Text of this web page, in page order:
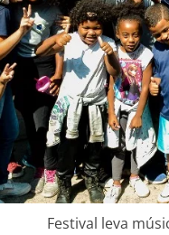
Festival leva